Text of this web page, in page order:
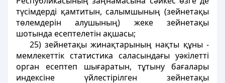
түсiмдердi қамтитын, салымшының (зейнетақы
төлемдерін алушының) жеке зейнетақы
шотында есептелетiн ақшасы;
25) зейнетақы жинақтарының нақты құны -
мемлекеттiк статистика саласындағы уәкiлеттi
орган есептеп шығаратын, тұтыну бағалары
индексiне үйлестiрiлген зейнетақы